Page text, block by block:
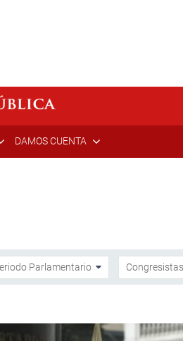
DAMOS CUENTA